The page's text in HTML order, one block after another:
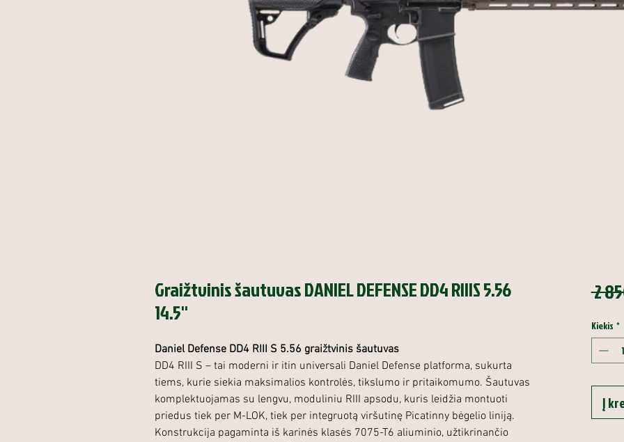
Graižtvinis šautuvas DANIEL DEFENSE DD4 RIIIS 5.56
14.5''
Daniel Defense DD4 RIII S 5.56 graižtvinis šautuvas
DD4 RIII S – tai moderni ir itin universali Daniel Defense platforma, sukurta
tiems, kurie siekia maksimalios kontrolės, tikslumo ir pritaikomumo. Šautuvas
komplektuojamas su lengvu, moduliniu RIII apsodu, kuris leidžia montuoti
priedus tiek per M-LOK, tiek per integruotą viršutinę Picatinny bėgelio liniją.
Konstrukcija pagaminta iš karinės klasės 7075-T6 aliuminio, užtikrinančio
2
Kiekis *
Į